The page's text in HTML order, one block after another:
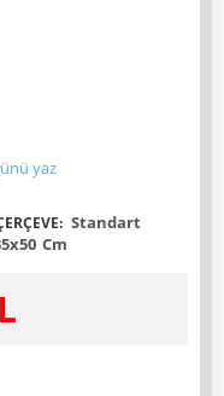
yaz
Standart
Cm